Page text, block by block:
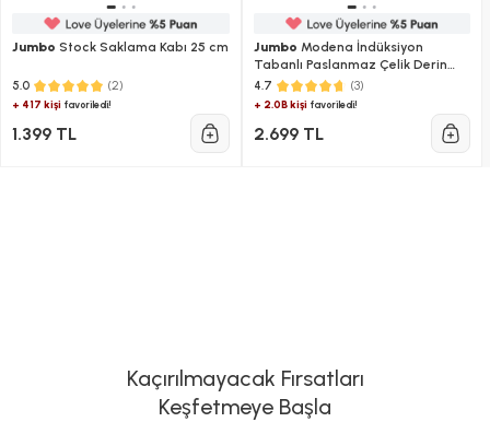
Jumbo Stock Saklama Kabı 25 cm
5.0 (2)
+ 417 kişi favoriledi!
1.399 TL
Jumbo Modena İndüksiyon
Tabanlı Paslanmaz Çelik Derin
Tencere 16 cm
4.7 (3)
+ 2.0B kişifavoriledi!
2.699 TL
Kaçırılmayacak Fırsatları
Keşfetmeye Başla